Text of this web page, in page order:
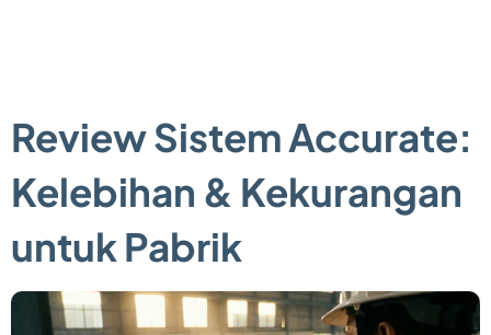
Review Sistem Accurate:
Kelebihan & Kekurangan
untuk Pabrik